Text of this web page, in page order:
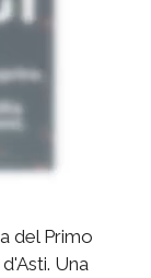
del Primo
Una